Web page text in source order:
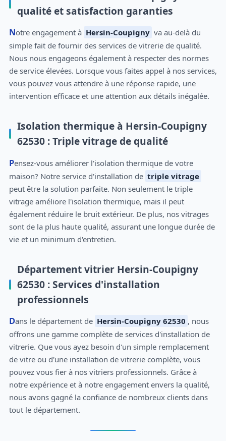
qualité et satisfaction garanties
Notre engagement à Hersin-Coupigny va au-delà du
simple fait de fournir des services de vitrerie de qualité.
Nous nous engageons également à respecter des normes
de service élevées. Lorsque vous faites appel à nos services,
vous pouvez vous attendre à une réponse rapide, une
intervention efficace et une attention aux détails inégalée.
Isolation thermique à Hersin-Coupigny
62530 : Triple vitrage de qualité
Pensez-vous améliorer l'isolation thermique de votre
maison? Notre service d'installation de triple vitrage
peut être la solution parfaite. Non seulement le triple
vitrage améliore l'isolation thermique, mais il peut
également réduire le bruit extérieur. De plus, nos vitrages
sont de la plus haute qualité, assurant une longue durée de
vie et un minimum d'entretien.
Département vitrier Hersin-Coupigny
62530 : Services d'installation
professionnels
Dans le département de Hersin-Coupigny 62530 , nous
offrons une gamme complète de services d'installation de
vitrerie. Que vous ayez besoin d'un simple remplacement
de vitre ou d'une installation de vitrerie complète, vous
pouvez vous fier à nos vitriers professionnels. Grâce à
notre expérience et à notre engagement envers la qualité,
nous avons gagné la confiance de nombreux clients dans
tout le département.